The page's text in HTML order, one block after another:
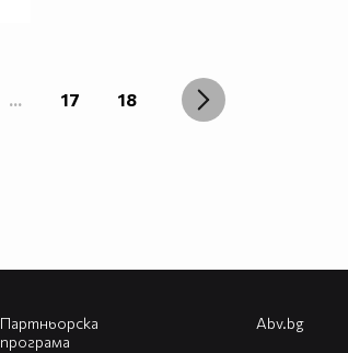
... 17 18
Партньорска
програма
Abv.bg